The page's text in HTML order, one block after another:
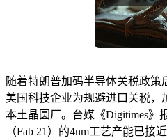
随着特朗普加码半导体关税政
美国科技企业为规避进口关税，
本土晶圆厂。台媒《Digitimes》
（Fab 21）的4nm工艺产能已接